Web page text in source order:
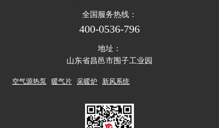
全国服务热线：
400-0536-796
地址：
山东省昌邑市围子工业园
空气源热泵 暖气片 采暖炉 新风系统